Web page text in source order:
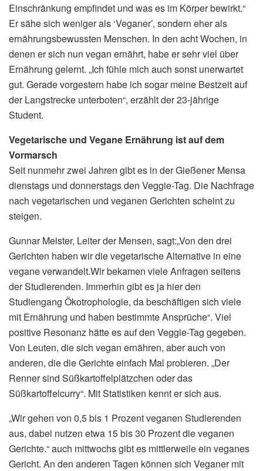
Einschränkung empfindet und was es im Körper bewirkt.“
Er sähe sich weniger als ‘Veganer’, sondern eher als
ernährungsbewussten Menschen. In den acht Wochen, in
denen er sich nun vegan ernährt, habe er sehr viel über
Ernährung gelernt. „Ich fühle mich auch sonst unerwartet
gut. Gerade vorgestern habe ich sogar meine Bestzeit auf
der Langstrecke unterboten“, erzählt der 23-jährige
Student.
Vegetarische und Vegane Ernährung ist auf dem
Vormarsch
Seit nunmehr zwei Jahren gibt es in der Gießener Mensa
dienstags und donnerstags den Veggie-Tag. Die Nachfrage
nach vegetarischen und veganen Gerichten scheint zu
steigen.
Gunnar Meister, Leiter der Mensen, sagt:„Von den drei
Gerichten haben wir die vegetarische Alternative in eine
vegane verwandelt.Wir bekamen viele Anfragen seitens
der Studierenden. Immerhin gibt es ja hier den
Studiengang Ökotrophologie, da beschäftigen sich viele
mit Ernährung und haben bestimmte Ansprüche“. Viel
positive Resonanz hätte es auf den Veggie-Tag gegeben.
Von Leuten, die sich vegan ernähren, aber auch von
anderen, die die Gerichte einfach Mal probieren. „Der
Renner sind Süßkartoffelplätzchen oder das
Süßkartoffelcurry“. Mit Statistiken kennt er sich aus.
„Wir gehen von 0,5 bis 1 Prozent veganen Studierenden
aus, dabei nutzen etwa 15 bis 30 Prozent die veganen
Gerichte.“ auch mittwochs gibt es mittlerweile ein veganes
Gericht. An den anderen Tagen können sich Veganer mit